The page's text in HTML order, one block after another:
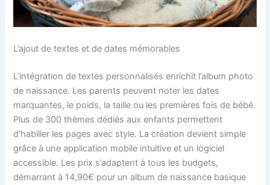
L’ajout de textes et de dates mémorables
L’intégration de textes personnalisés enrichit l’album photo
de naissance. Les parents peuvent noter les dates
marquantes, le poids, la taille ou les premières fois de bébé.
Plus de 300 thèmes dédiés aux enfants permettent
d’habiller les pages avec style. La création devient simple
grâce à une application mobile intuitive et un logiciel
accessible. Les prix s’adaptent à tous les budgets,
démarrant à 14,90€ pour un album de naissance basique